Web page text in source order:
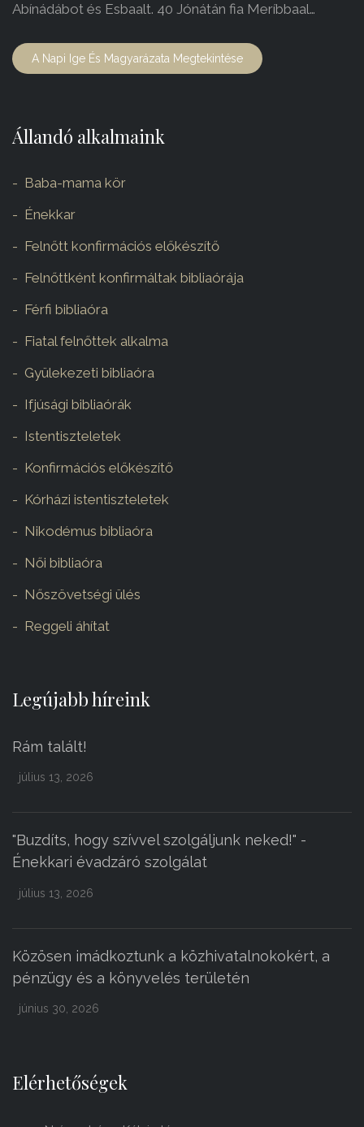
Abínádábot és Esbaalt. 40 Jónátán fia Meríbbaal…
A Napi Ige És Magyarázata Megtekintése
Állandó alkalmaink
Baba-mama kör
Énekkar
Felnőtt konfirmációs előkészítő
Felnőttként konfirmáltak bibliaórája
Férfi bibliaóra
Fiatal felnőttek alkalma
Gyülekezeti bibliaóra
Ifjúsági bibliaórák
Istentiszteletek
Konfirmációs előkészítő
Kórházi istentiszteletek
Nikodémus bibliaóra
Női bibliaóra
Nőszövetségi ülés
Reggeli áhítat
Legújabb híreink
Rám talált!
július 13, 2026
"Buzdíts, hogy szívvel szolgáljunk neked!" -
Énekkari évadzáró szolgálat
július 13, 2026
Közösen imádkoztunk a közhivatalnokokért, a
pénzügy és a könyvelés területén
június 30, 2026
Elérhetőségek